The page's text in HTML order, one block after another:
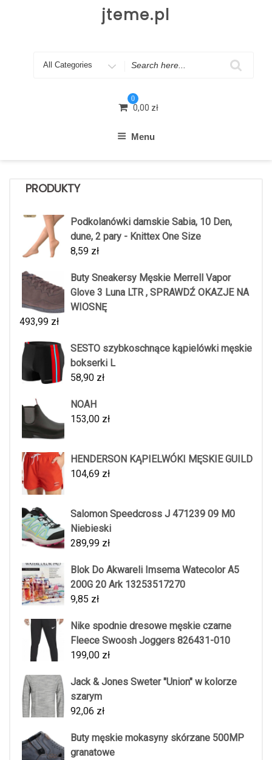
jteme.pl
Search
0
0,00 zł
Menu
PRODUKTY
Podkolanówki damskie Sabia, 10 Den,
dune, 2 pary - Knittex One Size
8,59 zł
Buty Sneakersy Męskie Merrell Vapor
Glove 3 Luna LTR , SPRAWDŹ OKAZJE NA
WIOSNĘ
493,99 zł
SESTO szybkoschnące kąpielówki męskie
bokserki L
58,90 zł
NOAH
153,00 zł
HENDERSON KĄPIELWÓKI MĘSKIE GUILD
104,69 zł
Salomon Speedcross J 471239 09 M0
Niebieski
289,99 zł
Blok Do Akwareli Imsema Watecolor A5
200G 20 Ark 13253517270
9,85 zł
Nike spodnie dresowe męskie czarne
Fleece Swoosh Joggers 826431-010
199,00 zł
Jack & Jones Sweter "Union" w kolorze
szarym
92,06 zł
Buty męskie mokasyny skórzane 500MP
granatowe